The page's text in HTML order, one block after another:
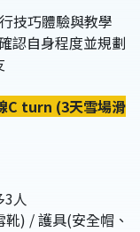
技巧體驗與教學
認自身程度並規劃
C turn (3天雪場滑
3人
) / 護具(安全帽、